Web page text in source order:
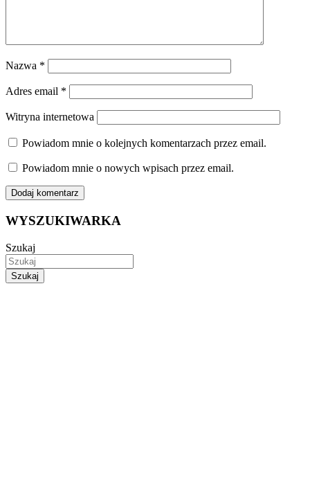
Nazwa *
Adres email *
Witryna internetowa
Powiadom mnie o kolejnych komentarzach przez email.
Powiadom mnie o nowych wpisach przez email.
WYSZUKIWARKA
Szukaj
Szukaj